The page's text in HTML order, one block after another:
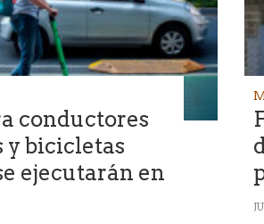
conductores
y bicicletas
ejecutarán en